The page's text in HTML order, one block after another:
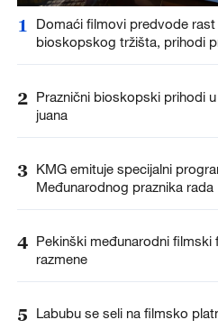
1
Domaći filmovi predvode
bioskopskog tržišta, prihodi
2 Praznični bioskopski prihodi
juana
3 KMG emituje specijalni
Međunarodnog praznika rada
4 Pekinški međunarodni filmski
razmene
5 Labubu se seli na filmsko